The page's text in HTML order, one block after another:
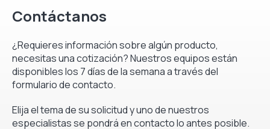
Contáctanos
¿Requieres información sobre algún producto,
necesitas una cotización? Nuestros equipos están
disponibles los 7 días de la semana a través del
formulario de contacto.
Elija el tema de su solicitud y uno de nuestros
especialistas se pondrá en contacto lo antes posible.